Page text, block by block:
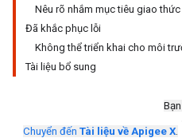
Nêu rõ nhắm mục tiêu giao
Đã khắc phục lỗi
Không thể triển khai cho môi
Tài liệu bổ sung
Chuyển đến Tài liệu về Apigee X.